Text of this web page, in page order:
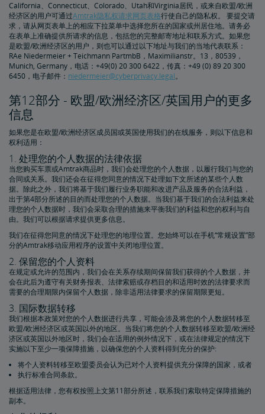
California、Connecticut、Colorado、Utah和Virginia居民，或来自欧盟/欧洲
经济区的用户可通过Amtrak隐私权请求网页表格行使自己的隐私权。 要提交请
求，请从网页表单上的相应下拉菜单中选择您所在的国家或州居住地。请务必
在表单上准确提供所请求的信息，包括您的完整邮寄地址和联系方式。如果您
是欧盟/欧洲经济区的用户，则也可以通过以下地址与我们的当地代表联系：
RAe Niedermeier + Teichmann PartmbB，Maximilianstr。13，80539，
Munich, Germany，电话：+49(0) 20 300 6422，传真：+49 (0) 89 20 300
6450，电子邮件： niedermeier@cyberprivacy.legal。
第12部分 - 欧盟/欧洲经济区/英国用户的更多
信息
如果您是在欧盟/欧洲经济区成员国或英国使用我们的在线服务，则以下信息和
权利适用：
1. 处理您的个人数据的法律依据
当您购买车票或Amtrak商品时，我们会处理您的个人数据，以履行我们与您的
合同或关系。我们还会在征得您同意的情况下处理如下文所述的某些个人数
据。除此之外，我们将基于我们履行业务职能和改进产品及服务的合法利益，
出于第4部分所述的目的而处理您的个人数据。当我们基于我们的合法利益来处
理您的个人数据时，我们会采取合理的措施来平衡我们的利益和您的权利与自
由。我们可以根据请求提供更多信息。
我们在征得您同意的情况下处理您的地理位置。您始终可以在手机“常规设置”部
分的Amtrak移动应用程序的设置中关闭地理位置。
2. 保留您的个人资料
在规定或允许的范围内，我们会在关系存续期间保留我们获得的个人数据，并
会在此后为遵守有关财务报表、法律索赔或存档目的和适用时效的法律要求而
需要的合理期限内保留个人数据，除非适用法律要求的保留期限更短。
3. 国际数据转移
我们根据本政策对您的个人数据进行共享，可能会涉及将您的个人数据转移至
欧盟/欧洲经济区或英国以外的地区。当我们将您的个人数据转移至欧盟/欧洲经
济区或英国以外地区时，我们会在适用的例外情况下，或在法律规定的情况下
实施以下至少一项保障措施，以确保您的个人资料得到充分的保护:
将个人资料转移至欧盟委员会认为已对个人资料提供充分保障的国家，或者
执行标准合同条款。
根据适用法律，您有权按照上文第11部分所述，联系我们索取特定保障措施的
副本。